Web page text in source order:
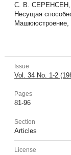
С. В.
Несущая
Машююстроение,
Issue
Vol. 34 No. 1-2
Pages
81-96
Section
Articles
License